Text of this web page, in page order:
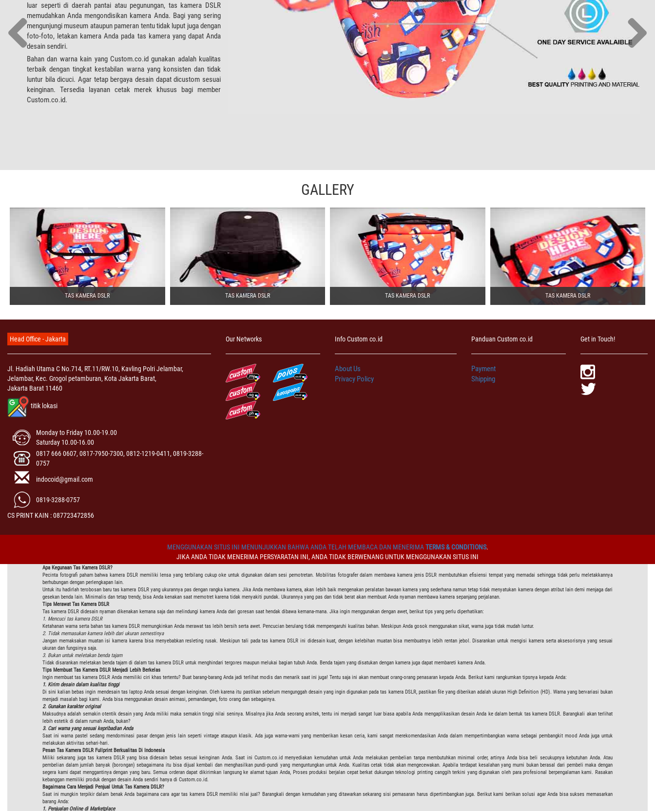
luar seperti di daerah pantai atau pegunungan, tas kamera DSLR
memudahkan Anda mengondisikan kamera Anda. Bagi yang sering
mengunjungi museum ataupun pameran tentu tidak luput juga dengan
foto-foto, letakan kamera Anda pada tas kamera yang dapat Anda
desain sendiri.
Bahan dan warna kain yang Custom.co.id gunakan adalah kualitas
terbaik dengan tingkat kestabilan warna yang konsisten dan tidak
luntur bila dicuci. Agar tetap bergaya desain dapat dicustom sesuai
keinginan. Tersedia layanan cetak merek khusus bagi member
Custom.co.id.
GALLERY
TAS KAMERA DSLR TAS KAMERA DSLR TAS KAMERA DSLR TAS KAMERA DSLR
Head Office - Jakarta
Jl. Hadiah Utama C No.714, RT.11/RW.10, Kavling Polri Jelambar,
Jelambar, Kec. Grogol petamburan, Kota Jakarta Barat,
Jakarta Barat 11460
titik lokasi
Monday to Friday 10.00-19.00
Saturday 10.00-16.00
0817 666 0607, 0817-7950-7300, 0812-1219-0411, 0819-3288-
0757
indocoid@gmail.com
0819-3288-0757
CS PRINT KAIN : 087723472856
Our Networks Info Custom co.id
About Us
Privacy Policy
Panduan Custom co.id
Payment
Shipping
Get in Touch!
MENGGUNAKAN SITUS INI MENUNJUKKAN BAHWA ANDA TELAH MEMBACA DAN MENERIMATERMS & CONDITIONS.
JIKA ANDA TIDAK MENERIMA PERSYARATAN INI, ANDA TIDAK BERWENANG UNTUK MENGGUNAKAN SITUS INI
Apa Kegunaan Tas Kamera DSLR?
Pecinta fotografi paham bahwa kamera DSLR memiliki lensa yang terbilang cukup oke untuk digunakan dalam sesi pemotretan. Mobilitas fotografer dalam membawa kamera jenis DSLR membutuhkan efisiensi tempat yang memadai sehingga tidak perlu meletakkannya
berhubungan dengan perlengkapan lain.
Untuk itu hadirlah terobosan baru tas kamera DSLR yang ukurannya pas dengan rangka kamera. Jika Anda membawa kamera, akan lebih baik mengenakan peralatan bawaan kamera yang sederhana namun tetap tidak menyatukan kamera dengan atribut lain demi menjaga dari
gesekan benda lain. Minimalis dan tetap trendy, bisa Anda kenakan saat memotret karena tidak menyakiti pundak. Ukurannya yang pas dan tidak berat akan membuat Anda nyaman membawa kamera sepanjang perjalanan.
Tips MerawatTas Kamera DSLR
Tas kamera DSLR didesain nyaman dikenakan kemana saja dan melindungi kamera Anda dari goresan saat hendak dibawa kemana-mana. Jika ingin menggunakan dengan awet, berikut tips yang perlu diperhatikan:
1. Mencucitas kamera DSLR
Ketahanan warna serta bahan tas kamera DSLR memungkinkan Anda merawat tas lebih bersih serta awet. Pencucian berulang tidak mempengaruhi kualitas bahan. Meskipun Anda gosok menggunakan sikat, warna juga tidak mudah luntur.
2. Tidak memasukan kamera lebih dari ukuran semestinya
Jangan memaksakan muatan isi kamera karena bisa menyebabkan resleting rusak. Meskipun tali padatas kamera DSLR ini didesain kuat, dengan kelebihan muatan bisa membuatnya lebih rentan jebol. Disarankan untuk mengisi kamera serta aksesorisnya yang sesuai
ukuran dan fungsinya saja.
3. Bukan untuk meletakan benda tajam
Tidak disarankan meletakan benda tajam di dalam tas kamera DSLR untuk menghindari tergores maupun melukai bagian tubuh Anda. Benda tajam yang disatukan dengan kamera juga dapat membareti kamera Anda.
Tips Membuat Tas Kamera DSLR Menjadi Lebih Berkelas
Ingin membuat tas kamera DSLR Anda memiliki ciri khas tertentu? Buat barang-barang Anda jadi terlihat modis dan menarik saat ini juga! Tentu saja ini akan membuat orang-orang penasaran kepada Anda. Berikut kami rangkumkan tipsnya kepada Anda:
1. Kirim desain dalam kualitas tinggi
Di sini kalian bebas ingin mendesain tas laptop Anda sesuai dengan keinginan. Oleh karena itu pastikan sebelum mengunggah desain yang ingin digunakan pada tas kamera DSLR, pastikan file yang diberikan adalah ukuran High Definition (HD). Warna yang bervariasi bukan
menjadi masalah bagi kami. Anda bisa menggunakan desain animasi, pemandangan, foto orang dan sebagainya.
2. Gunakan karakter original
Maksudnya adalah semakin otentik desain yang Anda miliki maka semakin tinggi nilai seninya. Misalnya jika Anda seorang arsitek, tentu ini menjadi sangat luar biasa apabila Anda mengaplikasikan desain Anda ke dalam bentuk tas kamera DSLR. Barangkali akan terlihat
lebih estetik di dalam rumah Anda, bukan?
3. Cari warna yang sesuai kepribadian Anda
Saat ini warna pastel sedang mendominasi pasar dengan jenis lain seperti vintage ataupun klasik. Ada juga warna-warni yang memberikan kesan ceria, kami sangat merekomendasikan Anda dalam mempertimbangkan warna sebagai pembangkit mood Anda juga untuk
melakukan aktivitas sehari-hari.
Pesan Tas Kamera DSLR Fullprint Berkualitas Di Indonesia
Miliki sekarang juga tas kamera DSLR yang bisa didesain bebas sesuai keinginan Anda. Saat ini Custom.co.id menyediakan kemudahan untuk Anda melakukan pembelian tanpa membutuhkan minimal order, artinya Anda bisa beli secukupnya kebutuhan Anda. Atau
pembelian dalam jumlah banyak (borongan) sebagaimana itu bisa dijual kembali dan menghasilkan pundi-pundi yang menguntungkan untuk Anda. Kualitas cetak tidak akan mengecewakan. Apabila terdapat kesalahan yang murni bukan berasal dari pembeli maka dengan
segera kami dapat menggantinya dengan yang baru. Semua orderan dapat dikirimkan langsung ke alamat tujuan Anda, Proses produksi berjalan cepat berkat dukungan teknologi printing canggih terkini yang digunakan oleh para profesional berpengalaman kami. Rasakan
kebanggan memiliki produk dengan desain Anda sendiri hanya di Custom.co.id.
Bagaimana Cara Menjadi Penjual Untuk Tas Kamera DSLR?
Saat ini mungkin terpikir dalam benak Anda bagaimana cara agar tas kamera DSLR memiliki nilai jual? Barangkali dengan kemudahan yang ditawarkan sekarang sisi pemasaran harus dipertimbangkan juga. Berikut kami berikan solusi agar Anda bisa sukses memasarkan
barang Anda:
1. Penjualan Online di Marketplace